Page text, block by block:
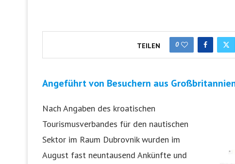
TEILEN 0
Angeführt von Besuchern aus
Nach Angaben des kroatischen
Tourismusverbandes für den nautischen
Sektor im Raum Dubrovnik wurden im
August fast neuntausend Ankünfte und